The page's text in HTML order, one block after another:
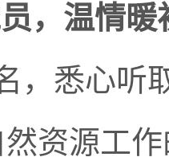
，温情暖
，悉心听
资源工